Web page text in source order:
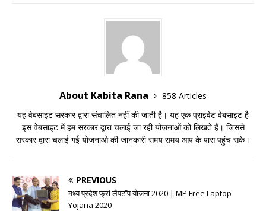
About Kabita Rana
858 Articles
यह वेबसाइट सरकार द्वारा संचालित नहीं की जाती है। यह एक प्राइवेट वेबसाइट है
इस वेबसाइट में हम सरकार द्वारा चलाई जा रही योजनाओं को लिखते हैं। जिससे
सरकार द्वारा चलाई गई योजनाओ की जानकारी समय समय आप के पास पहुंच सके।
PREVIOUS
मध्य प्रदेश फ्री लैपटॉप योजना 2020 | MP Free Laptop
Yojana 2020